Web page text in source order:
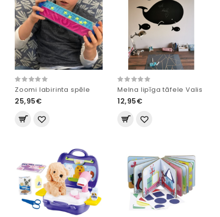
Zoomi labirinta spēle
25,95€
Melna lipīga tāfele Valis
12,95€